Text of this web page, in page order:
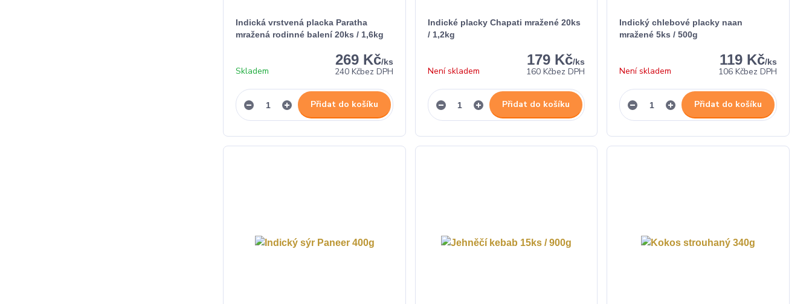
Indická vrstvená placka Paratha
mražená rodinné balení 20ks / 1,6kg
269 Kč/ks
240 Kčbez DPH
Skladem
Přidat do košíku
Indické placky Chapati mražené 20ks
/ 1,2kg
179 Kč/ks
160 Kčbez DPH
Není skladem
Přidat do košíku
Indický chlebové placky naan
mražené 5ks / 500g
119 Kč/ks
106 Kčbez DPH
Není skladem
Přidat do košíku